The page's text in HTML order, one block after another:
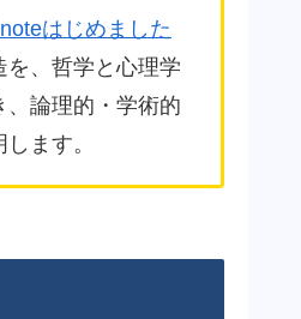
はじめました
を、哲学と心理学
、論理的・学術的
ます。